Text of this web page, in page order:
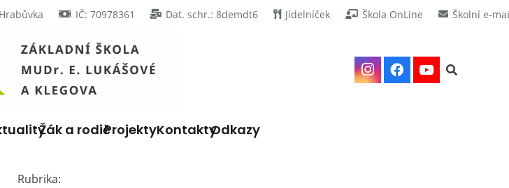
IČ: 70978361 Dat. schr.: 8demdt6 Jídelníček Škola OnLine Školní e-
Žák a rodičProjektyKontaktyOdkazy
Rubrika: